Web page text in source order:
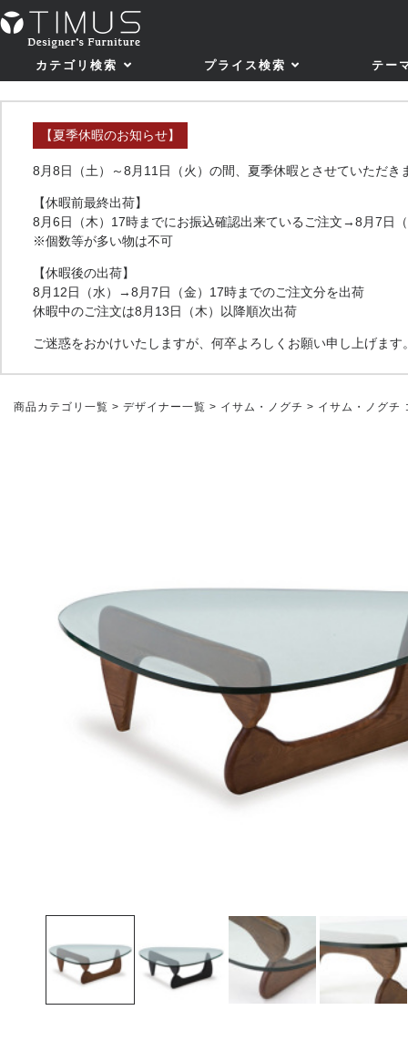
カテゴリ検索 プライス検索 テー
【夏季休暇のお知らせ】
8月8日（土）～8月11日（火）の間、夏季休暇とさせていただき
【休暇前最終出荷】
8月6日（木）17時までにお振込確認出来ているご注文→8月7日
※個数等が多い物は不可
【休暇後の出荷】
8月12日（水）→8月7日（金）17時までのご注文分を出荷
休暇中のご注文は8月13日（木）以降順次出荷
ご迷惑をおかけいたしますが、何卒よろしくお願い申し上げます
商品カテゴリ一覧 > デザイナー一覧 > イサム・ノグチ > イサム・ノグチ